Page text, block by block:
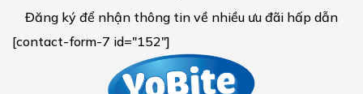
Đăng ký để nhận thông tin về nhiều ưu đãi hấp dẫn
[contact-form-7 id="152"]